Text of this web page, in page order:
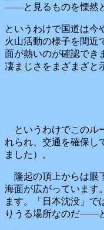
――と見るものを慄然
というわけで国道は今
火山活動の様子を間近
面が熱いのが確認でき
凄まじさをまざまざと
というわけでこのル
れられ、交通を確保し
ました）。
隆起の頂上からは眼
海面が広がっています
ます。「日本沈没」で
りうる場所なのだ――